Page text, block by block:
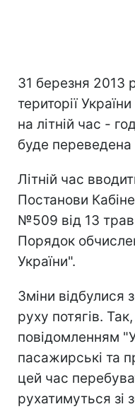
31 березня 2013
території
на літній час -
буде переведена
Літній час
Постанови
№509 від 13
Порядок
України".
Зміни відбулися
руху потягів. Так,
повідомленням
пасажирські та
цей час
рухатимуться зі